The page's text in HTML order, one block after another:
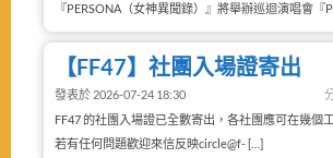
『PERSONA（女神異聞錄）』將舉辦巡迴演唱會『
【FF47】社團入場證寄出
發表於 2026-07-24 18:30
FF47 的社團入場證已全數寄出，各社團應可在幾個
若有任何問題歡迎來信反映circle@f- […]